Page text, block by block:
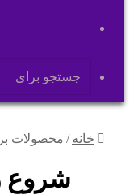
پوسته
خانه / محصولات
شروع